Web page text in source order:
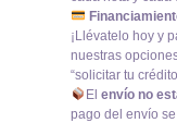
¡Llévatelo hoy y
nuestras
“solicitar tu crédito.
El envío no
pago del envío